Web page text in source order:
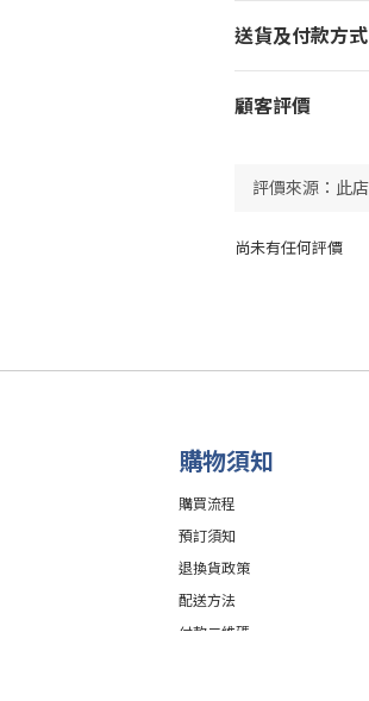
送貨及付款方式
顧客評價
尚未有任何評價
購物須知
購買流程
預訂須知
退換貨政策
配送方法
付款二維碼